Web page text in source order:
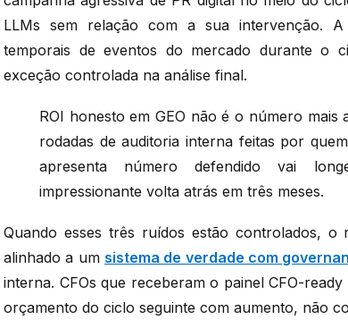
LLMs sem relação com a sua intervenção.
temporais de eventos do mercado durante o
exceção controlada na análise final.
ROI honesto em GEO não é o número
rodadas de auditoria interna feitas por
apresenta número defendido vai
impressionante volta atrás em três meses.
Quando esses três ruídos estão controlados,
alinhado a um sistema de verdade com
interna. CFOs que receberam o painel CFO-
orçamento do ciclo seguinte com aumento, não